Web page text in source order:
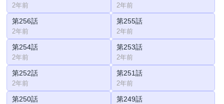
2年前 2年前
第256話
2年前
第255話
2年前
第254話
2年前
第253話
2年前
第252話
2年前
第251話
2年前
第250話 第249話